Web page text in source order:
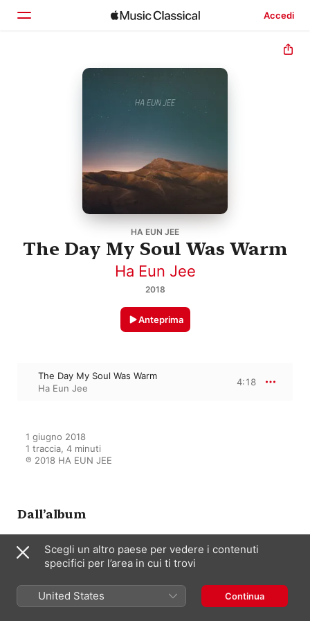
Accedi
HA EUN JEE
The Day My Soul Was Warm
Ha Eun Jee
2018
Anteprima
The Day My Soul Was Warm
Ha Eun Jee
4:18
1 giugno 2018
1 traccia, 4 minuti
℗ 2018 HA EUN JEE
Dall’album
Trace
Ha Eun Jee
Scegli un altro paese per vedere i contenuti
specifici per l’area in cui ti trovi
United States Continua